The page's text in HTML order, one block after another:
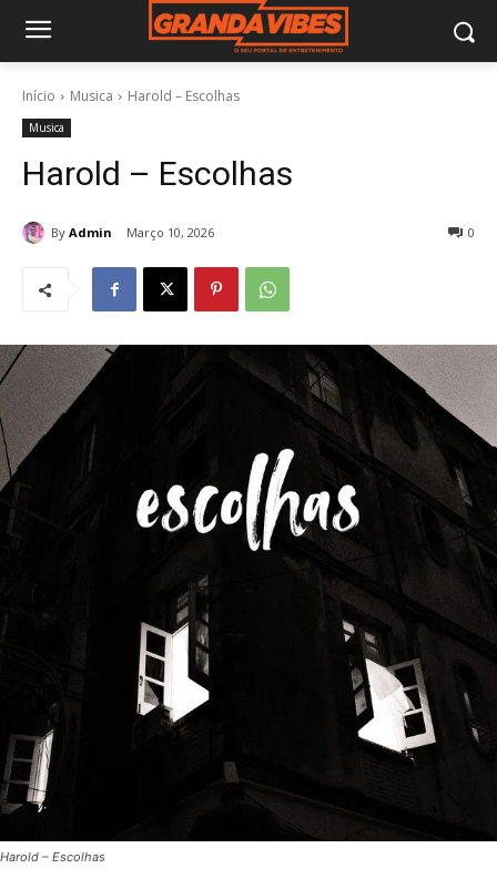
Início Musica Harold – Escolhas
Musica
Harold – Escolhas
By Admin Março 10, 2026 0
Harold – Escolhas